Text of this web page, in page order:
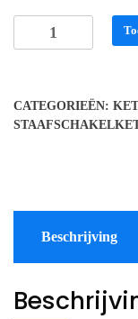
Staafschakel
ketting
CATEGORIEËN:
Beschrijving